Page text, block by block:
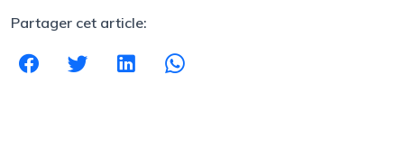
Partager cet article: